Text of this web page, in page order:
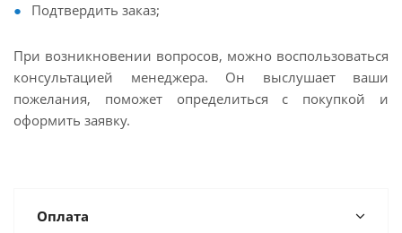
Подтвердить заказ;
При возникновении вопросов, можно воспользоваться
консультацией менеджера. Он выслушает ваши
пожелания, поможет определиться с покупкой и
оформить заявку.
Оплата